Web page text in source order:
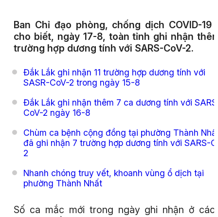
Ban Chỉ đạo phòng, chống dịch COVID-19
cho biết, ngày 17-8, toàn tỉnh ghi nhận
trường hợp dương tính với SARS-CoV-2.
Đắk Lắk ghi nhận 11 trường hợp dương tính với
SASR-CoV-2 trong ngày 15-8
Đắk Lắk ghi nhận thêm 7 ca dương tính với
CoV-2 ngày 16-8
Chùm ca bệnh cộng đồng tại phường Thành
đã ghi nhận 7 trường hợp dương tính với SARS-
2
Nhanh chóng truy vết, khoanh vùng ổ dịch tại
phường Thành Nhất
Số ca mắc mới trong ngày ghi nhận ở